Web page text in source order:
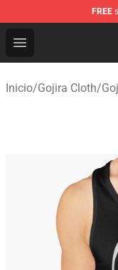
FREE
Open menu
Gojira Shop -
Inicio/Gojira Cloth/